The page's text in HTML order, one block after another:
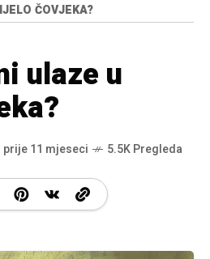
ČOVJEKA?
ulaze u
prije 11 mjeseci 5.5K Pregleda